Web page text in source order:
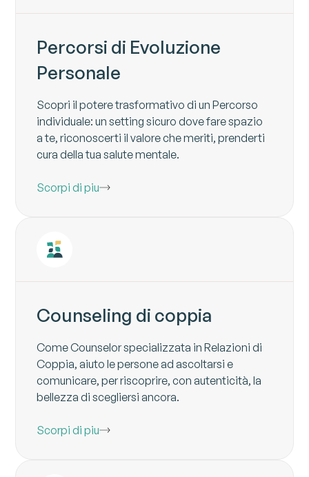
Percorsi di Evoluzione
Personale
Scopri il potere trasformativo di un Percorso
individuale: un setting sicuro dove fare spazio
a te, riconoscerti il valore che meriti, prenderti
cura della tua salute mentale.
Scorpi di piu
Counseling di coppia
Come Counselor specializzata in Relazioni di
Coppia, aiuto le persone ad ascoltarsi e
comunicare, per riscoprire, con autenticità, la
bellezza di scegliersi ancora.
Scorpi di piu